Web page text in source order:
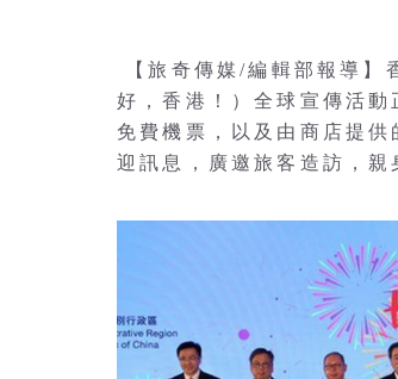
【旅奇傳媒/編輯部報導
好，香港！）全球宣傳活
免費機票，以及由商店提
迎訊息，廣邀旅客造訪，親